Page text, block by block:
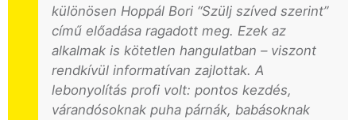
különösen Hoppál Bori “Szülj szíved szerint”
című előadása ragadott meg. Ezek az
alkalmak is kötetlen hangulatban – viszont
rendkívül informatívan zajlottak. A
lebonyolítás profi volt: pontos kezdés,
várandósoknak puha párnák, babásoknak